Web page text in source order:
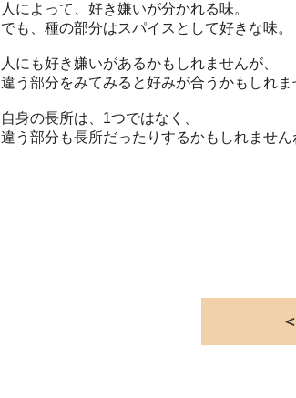
人によって、好き嫌いが分かれる味。
でも、種の部分はスパイスとして好きな味。
人にも好き嫌いがあるかもしれませんが、
違う部分をみてみると好みが合うかもしれま
自身の長所は、1つではなく、
違う部分も長所だったりするかもしれません